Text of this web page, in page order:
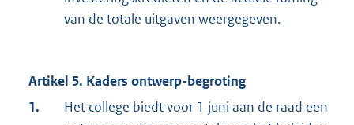
van de totale uitgaven weergegeven.
Artikel 5. Kaders ontwerp-begroting
1.
Het college biedt voor 1 juni aan de raad een